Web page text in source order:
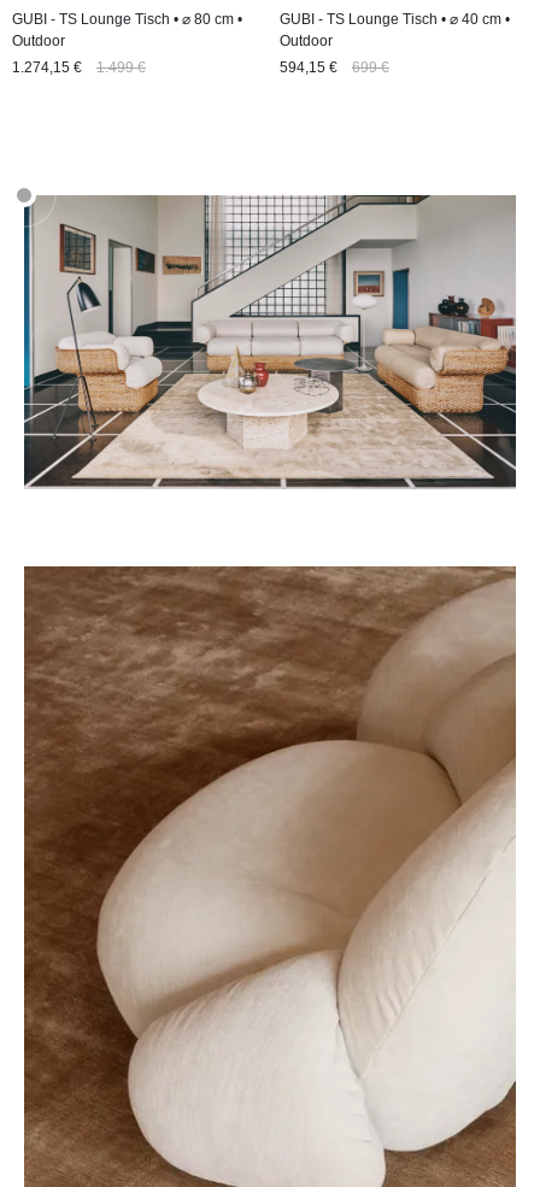
GUBI - TS Lounge Tisch • ⌀ 80 cm •
Outdoor
1.274,15 €
1.499 €
GUBI - TS Lounge Tisch • ⌀ 40 cm •
Outdoor
594,15 €
699 €